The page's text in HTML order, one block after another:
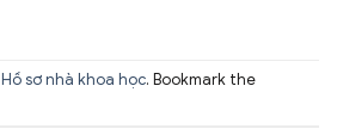
Hồ sơ nhà khoa học. Bookmark the